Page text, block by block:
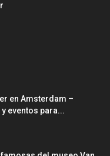
en Amsterdam –
eventos para...